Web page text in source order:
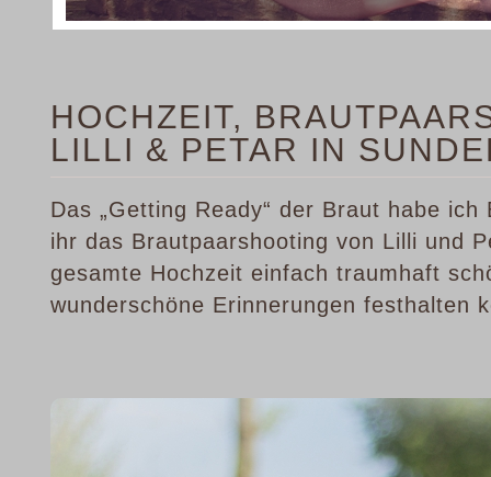
HOCHZEIT,
LILLI & PETAR IN
Das „Getting Ready“ der Braut habe
ihr das Brautpaarshooting von Lilli und
gesamte Hochzeit einfach traumhaft
wunderschöne Erinnerungen festhalten